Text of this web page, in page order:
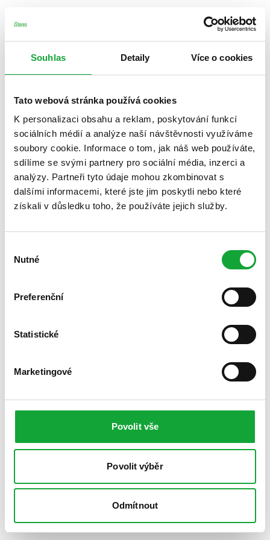
Souhlas Detaily Více o cookies
Tato webová stránka používá cookies
K personalizaci obsahu a reklam, poskytování funkcí
sociálních médií a analýze naší návštěvnosti využíváme
soubory cookie. Informace o tom, jak náš web používáte,
sdílíme se svými partnery pro sociální média, inzerci a
analýzy. Partneři tyto údaje mohou zkombinovat s
dalšími informacemi, které jste jim poskytli nebo které
získali v důsledku toho, že používáte jejich služby.
souhlasu
Nutné
Preferenční
Statistické
Marketingové
Povolit vše
Povolit výběr
Odmítnout